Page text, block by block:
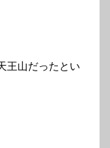
王山だったとい